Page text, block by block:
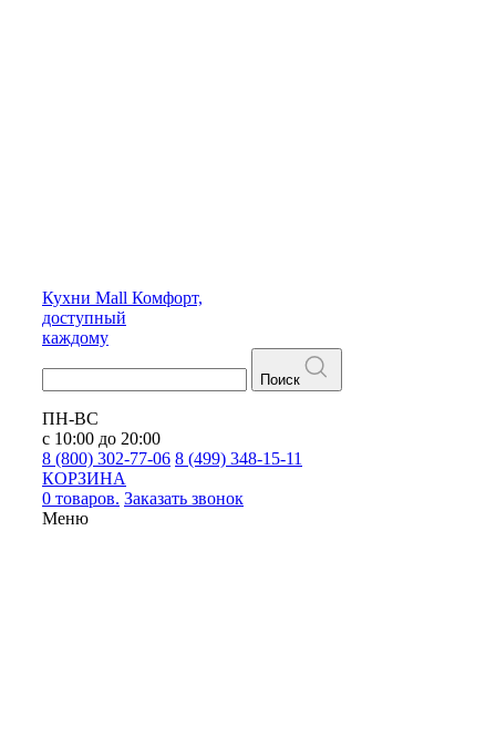
Кухни Mall Комфорт,
доступный
каждому
Поиск
ПН-ВС
с 10:00 до 20:00
8 (800) 302-77-06 8 (499) 348-15-11
КОРЗИНА
0 товаров. Заказать звонок
Меню